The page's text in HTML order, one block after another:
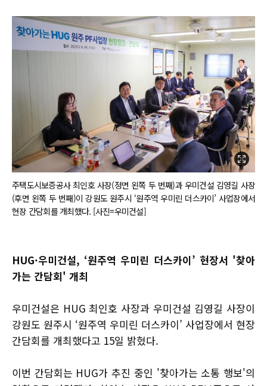
주택도시보증공사 최인호 사장(정면 왼쪽 두 번째)과 우미건설 김영길 사장
(후면 왼쪽 두 번째)이 강원도 원주시 ‘원주역 우미린 더스카이’ 사업장에서
현장 간담회를 개최했다. [사진=우미건설]
HUG·우미건설, ‘원주역 우미린 더스카이’ 현장서 '찾아
가는 간담회' 개최
우미건설은 HUG 최인호 사장과 우미건설 김영길 사장이
강원도 원주시 ‘원주역 우미린 더스카이’ 사업장에서 현장
간담회를 개최했다고 15일 밝혔다.
이번 간담회는 HUG가 추진 중인 '찾아가는 소통 행보'의